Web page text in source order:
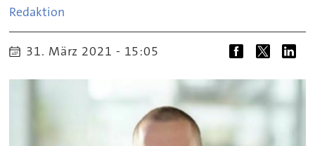
Redaktion
31. März 2021 - 15:05